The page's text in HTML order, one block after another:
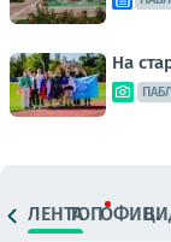
На
ЛЕНТАТОПОФИЦ.